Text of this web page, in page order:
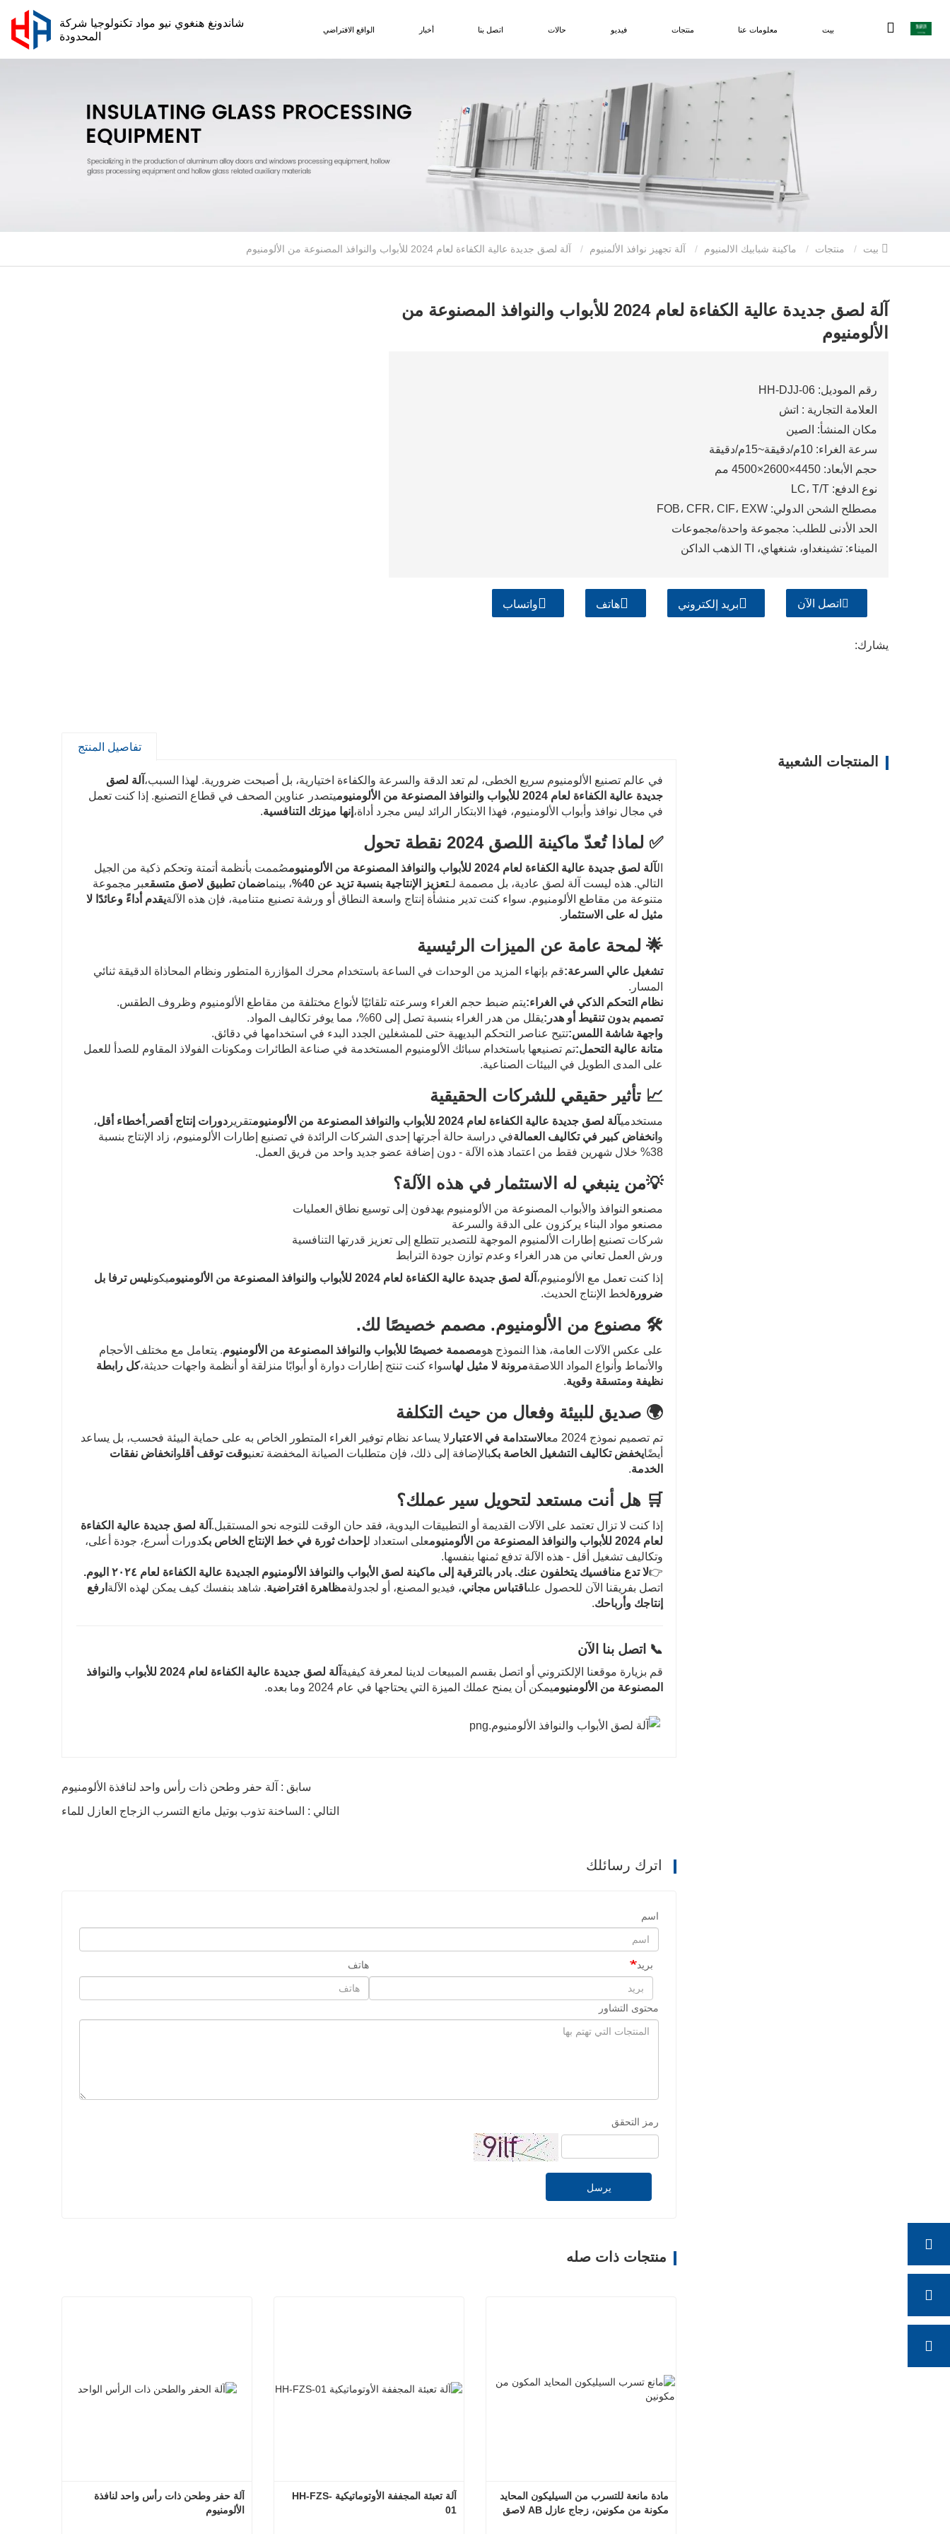
شاندونغ هنغوي نيو مواد تكنولوجيا شركة
المحدودة
بيت معلومات عنا منتجات فيديو حالات اتصل بنا أخبار الواقع الافتراضي
منتجات ماكينة شبابيك الالمنيوم آلة تجهيز نوافذ الألمنيوم
آلة لصق جديدة عالية الكفاءة لعام 2024 للأبواب والنوافذ المصنوعة من
الألومنيوم
رقم الموديل: HH-DJJ-06
العلامة التجارية : اتش
مكان المنشأ: الصين
سرعة الغراء: 10م/دقيقة~15م/دقيقة
حجم الأبعاد: 4450×2600×4500 مم
نوع الدفع: LC، T/T
مصطلح الشحن الدولي: FOB، CFR، CIF، EXW
الحد الأدنى للطلب: مجموعة واحدة/مجموعات
الميناء: تشينغداو، شنغهاي، TI الذهب الداكن
اتصل الآن بريد إلكتروني هاتف واتساب
يشارك:
تفاصيل المنتج
في عالم تصنيع الألومنيوم سريع الخطى، لم تعد الدقة والسرعة والكفاءة اختيارية، بل أصبحت ضرورية. لهذا السبب، آلة لصق
جديدة عالية الكفاءة لعام 2024 للأبواب والنوافذ المصنوعة من الألومنيوم
يتصدر عناوين الصحف في قطاع التصنيع. إذا كنت تعمل
في مجال نوافذ وأبواب الألومنيوم، فهذا الابتكار الرائد ليس مجرد أداة،إنها ميزتك التنافسية.
✅ لماذا تُعدّ ماكينة اللصق 2024 نقطة تحول
الآلة لصق جديدة عالية الكفاءة لعام 2024 للأبواب والنوافذ المصنوعة من الألومنيوم
صُممت بأنظمة أتمتة وتحكم ذكية من الجيل
التالي. هذه ليست آلة لصق عادية، بل مصممة لـتعزيز الإنتاجية بنسبة تزيد عن 40% ، بينماضمان تطبيق لاصق متسقعبر مجموعة
متنوعة من مقاطع الألومنيوم. سواء كنت تدير منشأة إنتاج واسعة النطاق أو ورشة تصنيع متنامية، فإن هذه الآلةيقدم أداءً وعائدًا لا
مثيل له على الاستثمار .
🌟 لمحة عامة عن الميزات الرئيسية
تشغيل عالي السرعة:قم بإنهاء المزيد من الوحدات في الساعة باستخدام محرك المؤازرة المتطور ونظام المحاذاة الدقيقة ثنائي
المسار.
نظام التحكم الذكي في الغراء:يتم ضبط حجم الغراء وسرعته تلقائيًا لأنواع مختلفة من مقاطع الألومنيوم وظروف الطقس.
تصميم بدون تنقيط أو هدر:يقلل من هدر الغراء بنسبة تصل إلى 60%، مما يوفر تكاليف المواد.
واجهة شاشة اللمس:تتيح عناصر التحكم البديهية حتى للمشغلين الجدد البدء في استخدامها في دقائق.
متانة عالية التحمل:تم تصنيعها باستخدام سبائك الألومنيوم المستخدمة في صناعة الطائرات ومكونات الفولاذ المقاوم للصدأ للعمل
على المدى الطويل في البيئات الصناعية.
📈 تأثير حقيقي للشركات الحقيقية
مستخدميآلة لصق جديدة عالية الكفاءة لعام 2024 للأبواب والنوافذ المصنوعة من الألومنيوم تقريردورات إنتاج أقصر , أخطاء أقل،
و انخفاض كبير في تكاليف العمالةفي دراسة حالة أجرتها إحدى الشركات الرائدة في تصنيع إطارات الألومنيوم، زاد الإنتاج بنسبة
38% خلال شهرين فقط من اعتماد هذه الآلة - دون إضافة عضو جديد واحد من فريق العمل.
💡من ينبغي له الاستثمار في هذه الآلة؟
مصنعو النوافذ والأبواب المصنوعة من الألومنيوم يهدفون إلى توسيع نطاق العمليات
مصنعو مواد البناء يركزون على الدقة والسرعة
شركات تصنيع إطارات الألمنيوم الموجهة للتصدير تتطلع إلى تعزيز قدرتها التنافسية
ورش العمل تعاني من هدر الغراء وعدم توازن جودة الترابط
إذا كنت تعمل مع الألومنيوم، آلة لصق جديدة عالية الكفاءة لعام 2024 للأبواب والنوافذ المصنوعة من الألومنيوم يكونليس ترفا بل
ضرورةلخط الإنتاج الحديث.
🛠️ مصنوع من الألومنيوم. مصمم خصيصًا لك.
على عكس الآلات العامة، هذا النموذج هومصممة خصيصًا للأبواب والنوافذ المصنوعة من الألومنيوم. يتعامل مع مختلف الأحجام
والأنماط وأنواع المواد اللاصقةمرونة لا مثيل لهاسواء كنت تنتج إطارات دوارة أو أبوابًا منزلقة أو أنظمة واجهات حديثة،كل رابطة
نظيفة ومتسقة وقوية.
🌍 صديق للبيئة وفعال من حيث التكلفة
تم تصميم نموذج 2024 مع الاستدامة في الاعتبار لا يساعد نظام توفير الغراء المتطور الخاص به على حماية البيئة فحسب، بل يساعد
أيضًايخفض تكاليف التشغيل الخاصة بكبالإضافة إلى ذلك، فإن متطلبات الصيانة المخفضة تعنيوقت توقف أقلو انخفاض نفقات
الخدمة.
🛒 هل أنت مستعد لتحويل سير عملك؟
إذا كنت لا تزال تعتمد على الآلات القديمة أو التطبيقات اليدوية، فقد حان الوقت للتوجه نحو المستقبل. آلة لصق جديدة عالية الكفاءة
لعام 2024 للأبواب والنوافذ المصنوعة من الألومنيوم
على استعداد لإحداث ثورة في خط الإنتاج الخاص بكدورات أسرع، جودة أعلى،
وتكاليف تشغيل أقل - هذه الآلة تدفع ثمنها بنفسها.
👉لا تدع منافسيك يتخلفون عنك. بادر بالترقية إلى ماكينة لصق الأبواب والنوافذ الألومنيوم الجديدة عالية الكفاءة لعام ٢٠٢٤ اليوم.
اتصل بفريقنا الآن للحصول علىاقتباس مجاني، فيديو المصنع، أو لجدولةمظاهرة افتراضية. شاهد بنفسك كيف يمكن لهذه الآلة ارفع
إنتاجك وأرباحك.
📞 اتصل بنا الآن
قم بزيارة موقعنا الإلكتروني أو اتصل بقسم المبيعات لدينا لمعرفة كيفية
آلة لصق جديدة عالية الكفاءة لعام 2024 للأبواب والنوافذ
المصنوعة من الألومنيوميمكن أن يمنح عملك الميزة التي يحتاجها في عام 2024 وما بعده.
سابق : آلة حفر وطحن ذات رأس واحد لنافذة الألومنيوم
التالي : الساخنة تذوب بوتيل مانع التسرب الزجاج العازل للماء
اترك رسائلك
اسم
بريد هاتف
محتوى التشاور
رمز التحقق
يرسل
منتجات ذات صله
الألومنيوم
آلة تعبئة المجففة الأوتوماتيكية HH-FZS-
01
المنتجات الشعبية